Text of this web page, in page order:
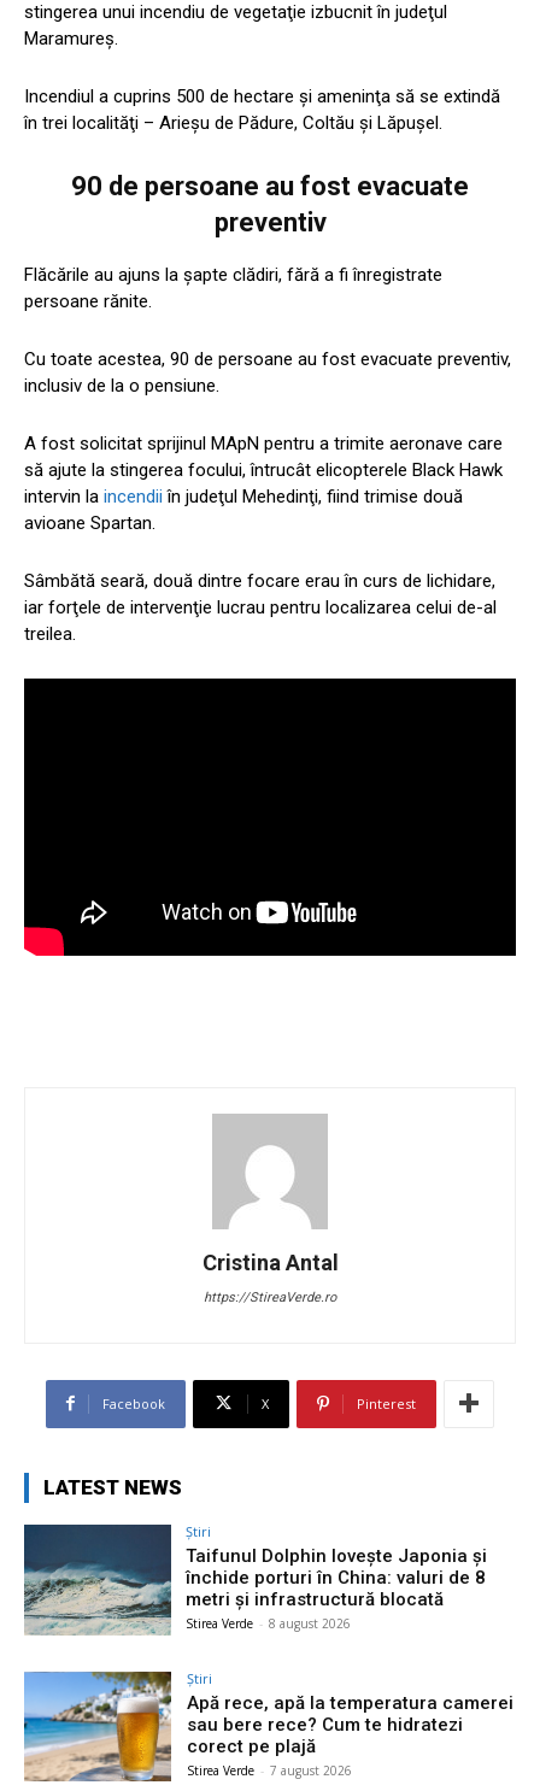
stingerea unui incendiu de vegetaţie izbucnit în judeţul
Maramureş.
Incendiul a cuprins 500 de hectare şi ameninţa să se extindă
în trei localităţi – Arieşu de Pădure, Coltău şi Lăpuşel.
90 de persoane au fost evacuate
preventiv
Flăcările au ajuns la şapte clădiri, fără a fi înregistrate
persoane rănite.
Cu toate acestea, 90 de persoane au fost evacuate preventiv,
inclusiv de la o pensiune.
A fost solicitat sprijinul MApN pentru a trimite aeronave care
să ajute la stingerea focului, întrucât elicopterele Black Hawk
intervin la incendiiîn judeţul Mehedinţi, fiind trimise două
avioane Spartan.
Sâmbătă seară, două dintre focare erau în curs de lichidare,
iar forţele de intervenţie lucrau pentru localizarea celui de-al
treilea.
Cristina Antal
https://StireaVerde.ro
Facebook X Pinterest
LATEST NEWS
Știri
Taifunul Dolphin lovește Japonia și
închide porturi în China: valuri de 8
metri și infrastructură blocată
Stirea Verde - 8 august 2026
Știri
Apă rece, apă la temperatura camerei
sau bere rece? Cum te hidratezi
corect pe plajă
Stirea Verde - 7 august 2026